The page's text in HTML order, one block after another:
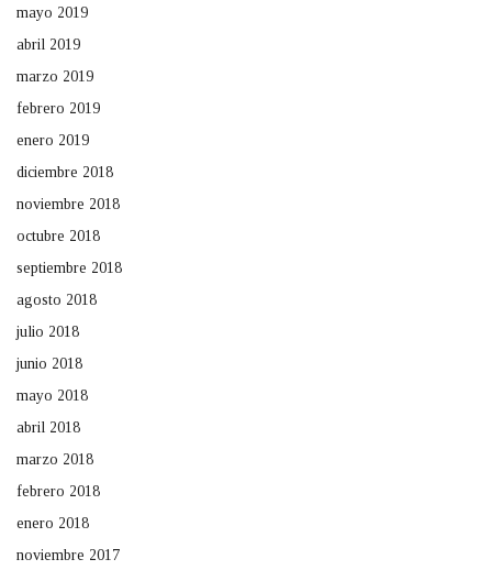
mayo 2019
abril 2019
marzo 2019
febrero 2019
enero 2019
diciembre 2018
noviembre 2018
octubre 2018
septiembre 2018
agosto 2018
julio 2018
junio 2018
mayo 2018
abril 2018
marzo 2018
febrero 2018
enero 2018
noviembre 2017